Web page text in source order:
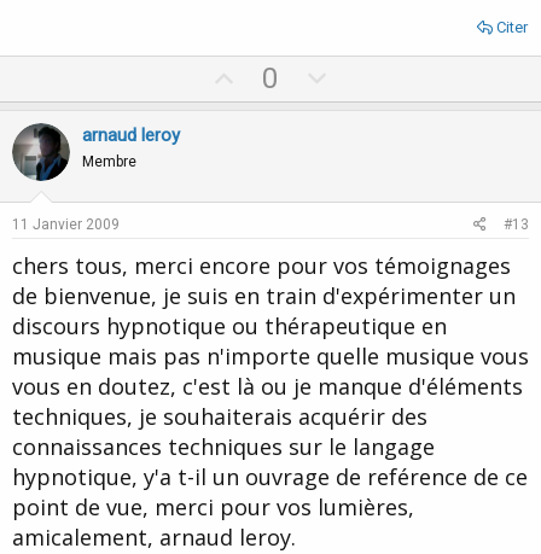
Citer
p
t
0
o
v
e
arnaud leroy
Membre
11 Janvier 2009 #13
chers tous, merci encore pour vos témoignages
de bienvenue, je suis en train d'expérimenter un
discours hypnotique ou thérapeutique en
musique mais pas n'importe quelle musique vous
vous en doutez, c'est là ou je manque d'éléments
techniques, je souhaiterais acquérir des
connaissances techniques sur le langage
hypnotique, y'a t-il un ouvrage de reférence de ce
point de vue, merci pour vos lumières,
amicalement, arnaud leroy.